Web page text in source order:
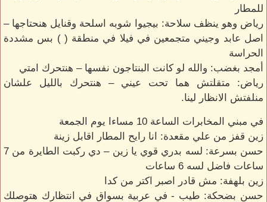
للمطار
رياض وهو ينظف سلاحة: بيجيوا شوبه اسلحة وقنايل هنحتاجها –
اصل عابد وجيني متجمعين في فيلا في منطقة ( ) بس مشددة
الحراسة
أمجد بغضب: والله لو كانت البنتاجون نفسها – هنتحرك امتي
رياض: متقلتش هما تحت عيني – هنتحرك بالليل علشان
منلفتش الانظار لينا.
في مبني المخابرات الساعة 10 مساءا يوم الجمعة
زين قفز من علي مقعدة: انا رايح المطار اقابل زينة
حسن بسرعة: لسه بدري قوي يا زين – دي ركبت الطايرة من 7
ساعات فاضل لسه 6 ساعات
زين بلهفة: مش قادر اصبر اكتر من كدا
حسن بضحكة: طيب - في عربية بسواق في انتظارك هتوصلك